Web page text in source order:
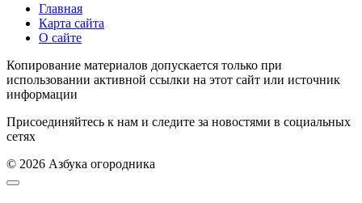
Главная
Карта сайта
О сайте
Копирование материалов допускается только при
использовании активной ссылки на этот сайт или источник
информации
Присоединяйтесь к нам и следите за новостями в социальных
сетях
© 2026 Азбука огородника